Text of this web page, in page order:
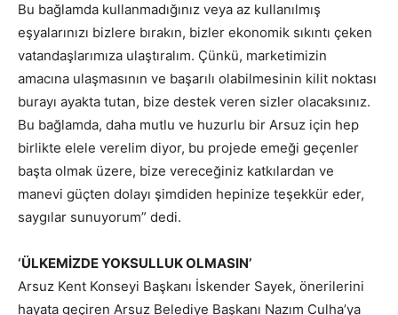
Bu bağlamda kullanmadığınız veya az kullanılmış
eşyalarınızı bizlere bırakın, bizler ekonomik sıkıntı çeken
vatandaşlarımıza ulaştıralım. Çünkü, marketimizin
amacına ulaşmasının ve başarılı olabilmesinin kilit noktası
burayı ayakta tutan, bize destek veren sizler olacaksınız.
Bu bağlamda, daha mutlu ve huzurlu bir Arsuz için hep
birlikte elele verelim diyor, bu projede emeği geçenler
başta olmak üzere, bize vereceğiniz katkılardan ve
manevi güçten dolayı şimdiden hepinize teşekkür eder,
saygılar sunuyorum” dedi.
‘ÜLKEMİZDE YOKSULLUK OLMASIN’
Arsuz Kent Konseyi Başkanı İskender Sayek, önerilerini
hayata geçiren Arsuz Belediye Başkanı Nazım Culha’ya